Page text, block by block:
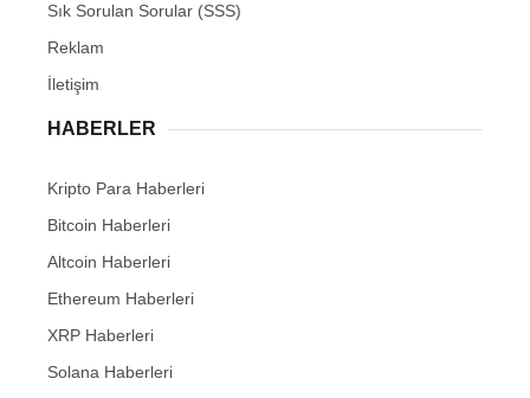
Sık Sorulan Sorular (SSS)
Reklam
İletişim
HABERLER
Kripto Para Haberleri
Bitcoin Haberleri
Altcoin Haberleri
Ethereum Haberleri
XRP Haberleri
Solana Haberleri